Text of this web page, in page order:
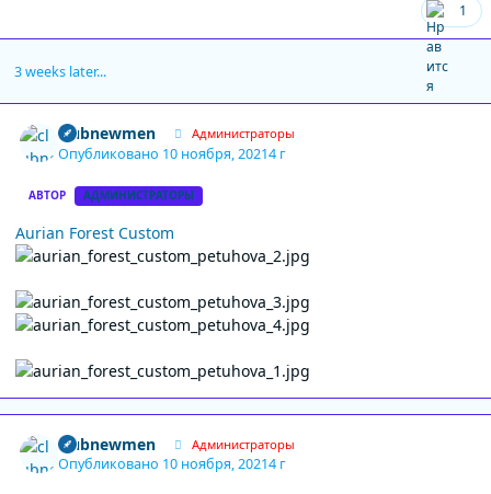
1
3 weeks later...
clubnewmen Администраторы
Опубликовано 10 ноября, 20214 г
АВТОР АДМИНИСТРАТОРЫ
Aurian Forest Custom
clubnewmen Администраторы
Опубликовано 10 ноября, 20214 г